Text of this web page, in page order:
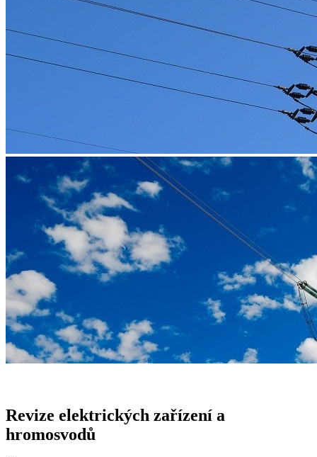
Revize elektrických zařízení a
hromosvodů